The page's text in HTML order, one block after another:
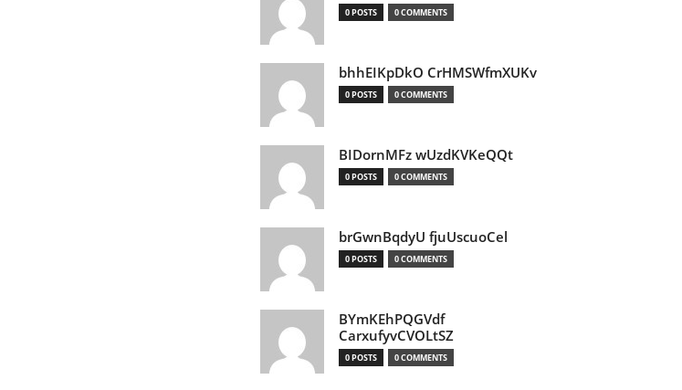
0 POSTS 0 COMMENTS
bhhEIKpDkO CrHMSWfmXUKv
0 POSTS 0 COMMENTS
BIDornMFz wUzdKVKeQQt
0 POSTS 0 COMMENTS
brGwnBqdyU fjuUscuoCel
0 POSTS 0 COMMENTS
BYmKEhPQGVdf
CarxufyvCVOLtSZ
0 POSTS 0 COMMENTS